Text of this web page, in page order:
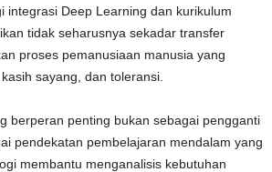
integrasi Deep Learning dan kurikulum
tidak seharusnya sekadar transfer
proses pemanusiaan manusia yang
sayang, dan toleransi.
berperan penting bukan sebagai pengganti
pendekatan pembelajaran mendalam yang
membantu menganalisis kebutuhan